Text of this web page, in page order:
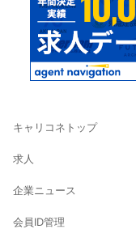
キャリコネトップ
求人
企業ニュース
会員ID管理